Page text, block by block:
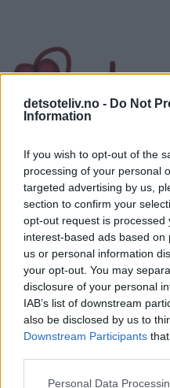
detsoteliv.no - Do Not
Information
If you wish to opt-out of the
processing of your personal
targeted advertising by us,
section to confirm your
opt-out request is processed
interest-based ads based
us or personal information
your opt-out. You may
disclosure of your personal
IAB’s list of downstream
also be disclosed by us to
Downstream Participants
Personal Data